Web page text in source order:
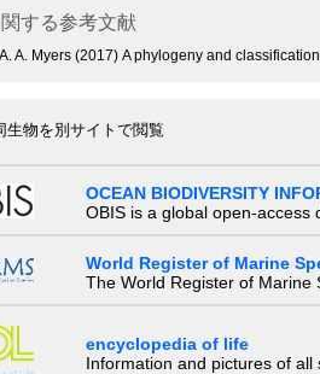
する参考文献
A. Myers (2017) A phylogeny and
生物を別サイトで閲覧
OCEAN BIODIVERSITY
OBIS is a global open-access
World Register of Marine
The World Register of Marine
encyclopedia of life
Information and pictures of all